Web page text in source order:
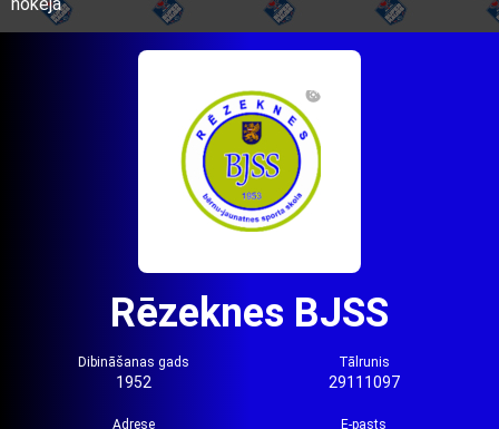
Rēzeknes BJSS
Dibināšanas gads
1952
Tālrunis
29111097
Adrese E-pasts